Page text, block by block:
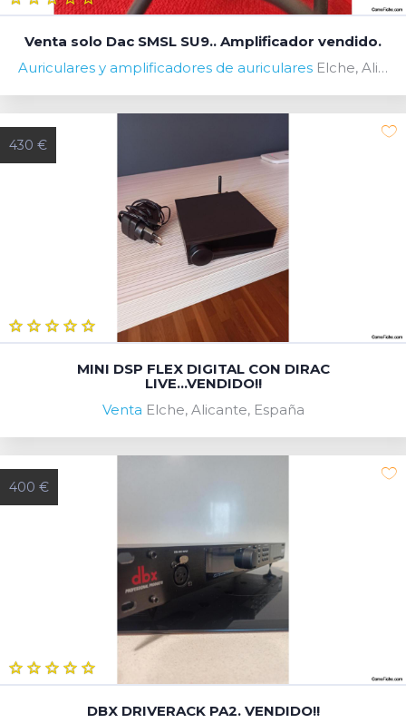
Venta solo Dac SMSL SU9.. Amplificador vendido.
Auriculares y amplificadores de auriculares Elche, Alicante, España
430 €
MINI DSP FLEX DIGITAL CON DIRAC
LIVE...VENDIDO!!
Venta Elche, Alicante, España
400 €
DBX DRIVERACK PA2. VENDIDO!!